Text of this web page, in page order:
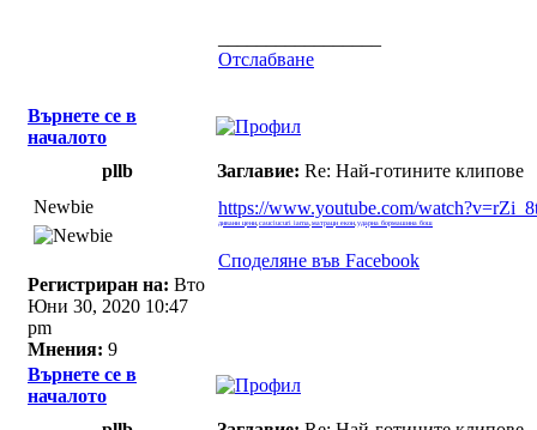
Отслабване
Върнете се в
началото
pllb
Заглавие: Re: Най-готините клипове
Newbie
Регистриран на: Вто
Юни 30, 2020 10:47
pm
Мнения: 9
https://www.youtube.com/
дивани цени cauciucuri iarna матраци екон ударна бормашина бош
Споделяне във Facebook
Върнете се в
началото